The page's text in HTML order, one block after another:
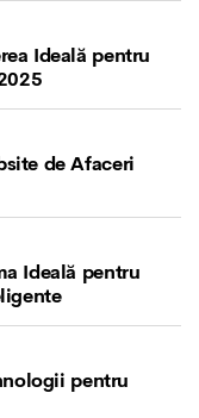
Ideală pentru
de Afaceri
Ideală pentru
pentru